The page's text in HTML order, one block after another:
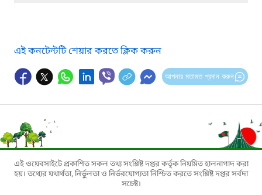
এই কনটেন্টটি শেয়ার করতে ক্লিক করুন
আপনার মতামত প্রদান করুন
এই ওয়েবসাইটে প্রকাশিত সকল তথ্য সংশ্লিষ্ট দপ্তর কর্তৃক নিয়মিত হালনাগাদ করা
হয়। তথ্যের যথার্থতা, নির্ভুলতা ও নির্ভরযোগ্যতা নিশ্চিত করতে সংশ্লিষ্ট দপ্তর সর্বদা
সচেষ্ট।